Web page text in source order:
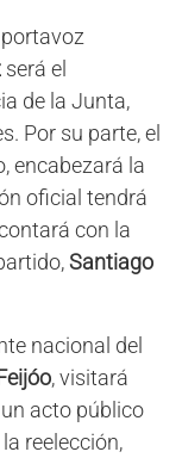
portavoz
será el
de la Junta,
Por su parte, el
encabezará la
oficial tendrá
con la
Santiago
nacional del
, visitará
acto público
reelección,